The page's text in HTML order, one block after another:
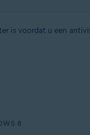
is voordat u een
8